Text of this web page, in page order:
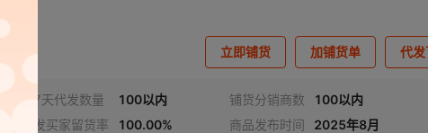
立即铺货 加铺货单 代
近7天代发数量 100以内 铺货分销商数
100以内
代发买家留货率 100.00% 商品发布时间 2025年8月